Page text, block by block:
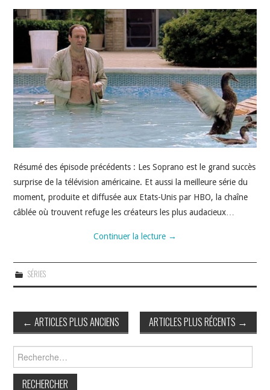
Résumé des épisode précédents : Les Soprano est le grand succès
surprise de la télévision américaine. Et aussi la meilleure série du
moment, produite et diffusée aux Etats-Unis par HBO, la chaîne
câblée où trouvent refuge les créateurs les plus audacieux…
Continuer la lecture →
SÉRIES
Navigation
des
articles
← ARTICLES PLUS ANCIENS ARTICLES PLUS RÉCENTS →
Rechercher :